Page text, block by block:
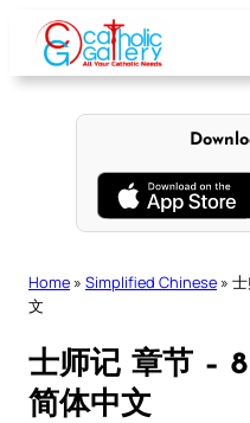
content
Home » Simplified Chinese »
文
士师记 章节 –
简体中文